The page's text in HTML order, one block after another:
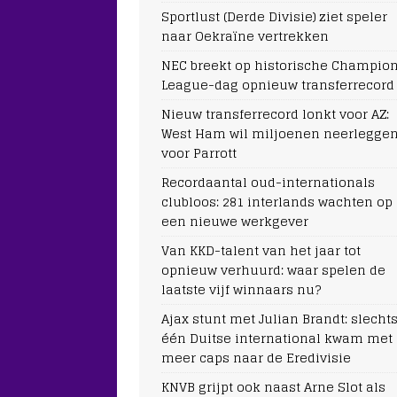
Sportlust (Derde Divisie) ziet speler
naar Oekraïne vertrekken
NEC breekt op historische
League-dag opnieuw transferrecord
Nieuw transferrecord lonkt voor AZ:
West Ham wil miljoenen neerleggen
voor Parrott
Recordaantal oud-internationals
clubloos: 281 interlands wachten op
een nieuwe werkgever
Van KKD-talent van het jaar tot
opnieuw verhuurd: waar spelen de
laatste vijf winnaars nu?
Ajax stunt met Julian Brandt: slechts
één Duitse international kwam met
meer caps naar de Eredivisie
KNVB grijpt ook naast Arne Slot als